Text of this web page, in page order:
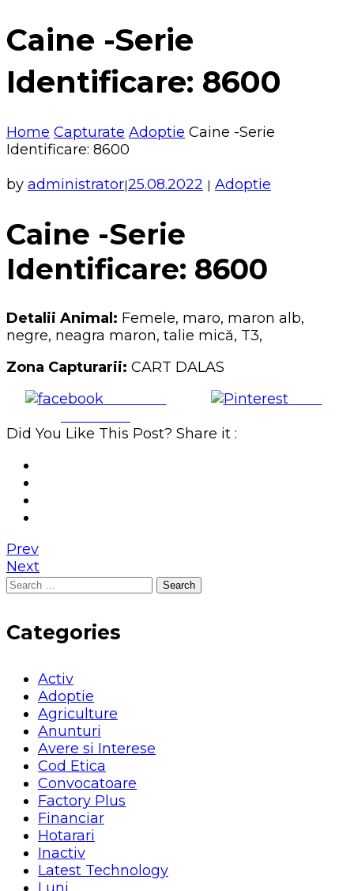
Caine -Serie
Identificare: 8600
Home Capturate Adoptie Caine -Serie
Identificare: 8600
by administrator|25.08.2022 | Adoptie
Caine -Serie
Identificare: 8600
Detalii Animal: Femele, maro, maron alb,
negre, neagra maron, talie mică, T3,
Zona Capturarii: CART DALAS
Share on
Save
Did You Like This Post? Share it :
Prev
Next
Search
Categories
Activ
Adoptie
Agriculture
Anunturi
Avere si Interese
Cod Etica
Convocatoare
Factory Plus
Financiar
Hotarari
Inactiv
Latest Technology